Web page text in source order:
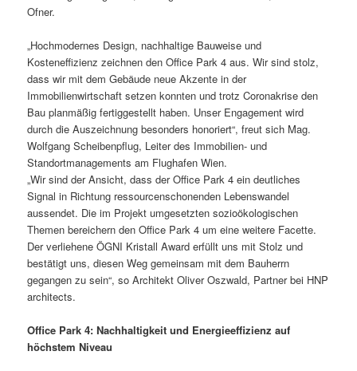
Ofner.
„Hochmodernes Design, nachhaltige Bauweise und
Kosteneffizienz zeichnen den Office Park 4 aus. Wir sind stolz,
dass wir mit dem Gebäude neue Akzente in der
Immobilienwirtschaft setzen konnten und trotz Coronakrise den
Bau planmäßig fertiggestellt haben. Unser Engagement wird
durch die Auszeichnung besonders honoriert“, freut sich Mag.
Wolfgang Scheibenpflug, Leiter des Immobilien- und
Standortmanagements am Flughafen Wien.
„Wir sind der Ansicht, dass der Office Park 4 ein deutliches
Signal in Richtung ressourcenschonenden Lebenswandel
aussendet. Die im Projekt umgesetzten sozioökologischen
Themen bereichern den Office Park 4 um eine weitere Facette.
Der verliehene ÖGNI Kristall Award erfüllt uns mit Stolz und
bestätigt uns, diesen Weg gemeinsam mit dem Bauherrn
gegangen zu sein“, so Architekt Oliver Oszwald, Partner bei HNP
architects.
Office Park 4: Nachhaltigkeit und Energieeffizienz auf
höchstem Niveau